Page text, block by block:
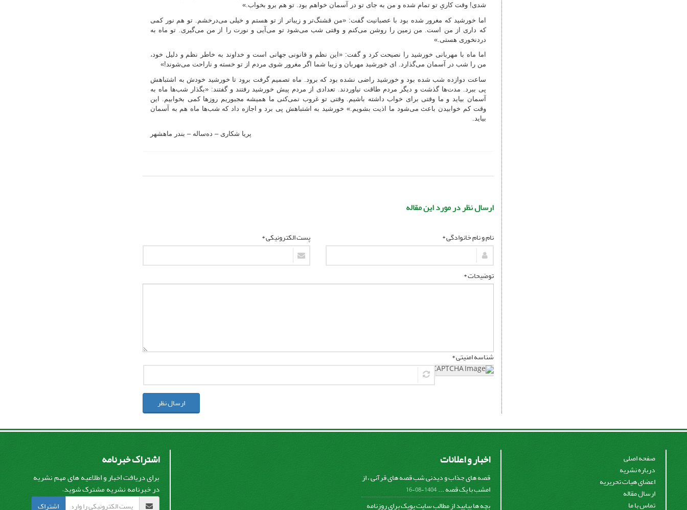
شدی! وقت کاریِ تو تمام شده و من به جای تو در آسمان خواهم بود. تو هم برو بخواب.»
اما خورشید که مغرور شده بود با عصبانیت گفت: «من قشنگ‌تر و زیباتر از تو هستم و خیلی می‌درخشم. تو هم نور کمی
که داری از من است. من زمین را روشن می‌کنم و وقتی شب می‌شود تو می‌آیی و نورت را از من می‌گیری. تو ماه به
دردنخوری هستی.»
اما ماه با مهربانی خورشید را نصیحت کرد و گفت: «این نظم و قانونی جهانی است و خداوند به خاطر نظم و دلیل خود،
من را شب در آسمان می‌گذارد. ای خورشید مهربان و زیبا شما اگر مغرور شوی مردم از تو خسته و ناراحت می‌شوند!»
ساعت دوازده شب شده بود و خورشید راضی نشده بود که برود. ماه تصمیم گرفت برود تا خورشید خودش به اشتباهش
پی ببرد. مدت‌ها گذشت و دیگر مردم طاقت نیاوردند. تعدادی از مردم پیش خورشید رفتند و گفتند: «بگذار شب‌ها ماه به
آسمان بیاید و ما وقتی برای خواب داشته باشیم. وقتی تو غروب نمی‌کنی ما همیشه مجبوریم روزها کمی بخوابیم. این
وقت کم خوابیدن باعث می‌شود ما اذیت بشویم.» خورشید به اشتباهش پی برد و اجازه داد که شب‌ها ماه هم به آسمان
بیاید.
پریا شکاری– ده‌ساله– بندر ماهشهر
ارسال نظر در مورد این مقاله
نام و نام خانوادگی * پست الکترونیکی *
توضیحات *
شناسه امنیتی *
ارسال نظر
صفحه اصلی
درباره نشریه
اعضای هیات تحریریه
ارسال مقاله
تماس با ما
اخبار و اعلانات
قصه های جذاب و دیدنی شب قصه های قرآنی ، از
امشب با یک قصه ... 1404-08-16
بچه ها بیایید از مطالب سایت پوپک برای روزنامه
اشتراک خبرنامه
برای دریافت اخبار و اطلاعیه های مهم نشریه
در خبرنامه نشریه مشترک شوید.
اشتراک